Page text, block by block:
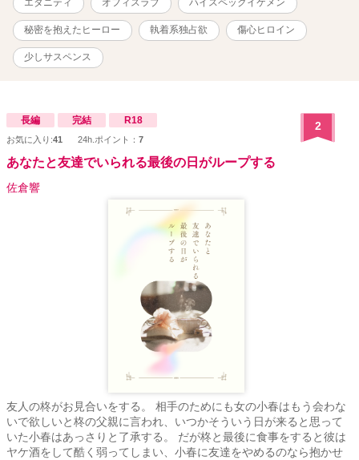
エタニティ オフィスラブ ハイスペックイケメン
秘密を抱えたヒーロー 執着系独占欲 傷心ヒロイン
少しサスペンス
長編 完結 R18
お気に入り:41 24h.ポイント： 7
2
あなたと友達でいられる最後の日がループする
佐倉響
友人の柊がお見合いをする。 相手のためにも女の小春はもう会わな
いで欲しいと柊の父親に言われ、いつかそういう日が来ると思って
いた小春はあっさりと了承する。 だが柊と最後に食事をすると彼は
ヤケ酒をして酷く弱ってしまい、小春に友達をやめるのなら抱かせ